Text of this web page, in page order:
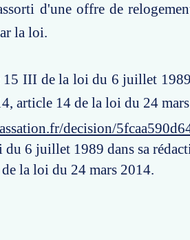
d'une offre de
la loi.
III de la loi du 6 juillet 1989
article 14 de la loi du 24
decision/
6 juillet 1989 dans sa
la loi du 24 mars 2014.